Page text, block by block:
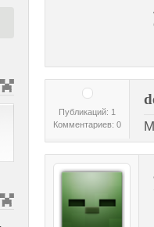
Публикаций: 1
Комментариев: 0